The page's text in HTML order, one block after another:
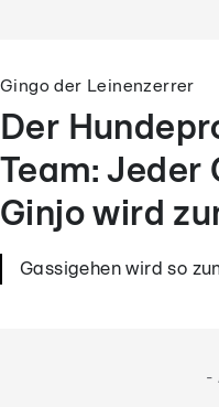
Gingo der Leinenzerrer
Der
Team: Jeder
Ginjo wird
Gassigehen wird so
-